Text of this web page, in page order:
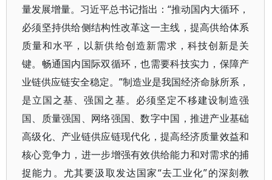
量发展增量。习近平总书记指出：“推动国内大循环，
必须坚持供给侧结构性改革这一主线，提高供给体系
质量和水平，以新供给创造新需求，科技创新是关
键。畅通国内国际双循环，也需要科技实力，保障产
业链供应链安全稳定。”制造业是我国经济命脉所系，
是立国之基、强国之基。必须坚定不移建设制造强
国、质量强国、网络强国、数字中国，推进产业基础
高级化、产业链供应链现代化，提高经济质量效益和
核心竞争力，进一步增强有效供给能力和对需求的捕
捉能力。尤其要汲取发达国家“去工业化”的深刻教